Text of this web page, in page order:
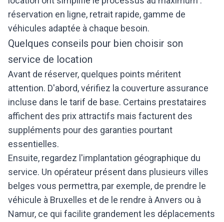
réservation en ligne, retrait rapide, gamme de
véhicules adaptée à chaque besoin.
Quelques conseils pour bien choisir son
service de location
Avant de réserver, quelques points méritent
attention. D'abord, vérifiez la couverture assurance
incluse dans le tarif de base. Certains prestataires
affichent des prix attractifs mais facturent des
suppléments pour des garanties pourtant
essentielles.
Ensuite, regardez l'implantation géographique du
service. Un opérateur présent dans plusieurs villes
belges vous permettra, par exemple, de prendre le
véhicule à Bruxelles et de le rendre à Anvers ou à
Namur, ce qui facilite grandement les déplacements